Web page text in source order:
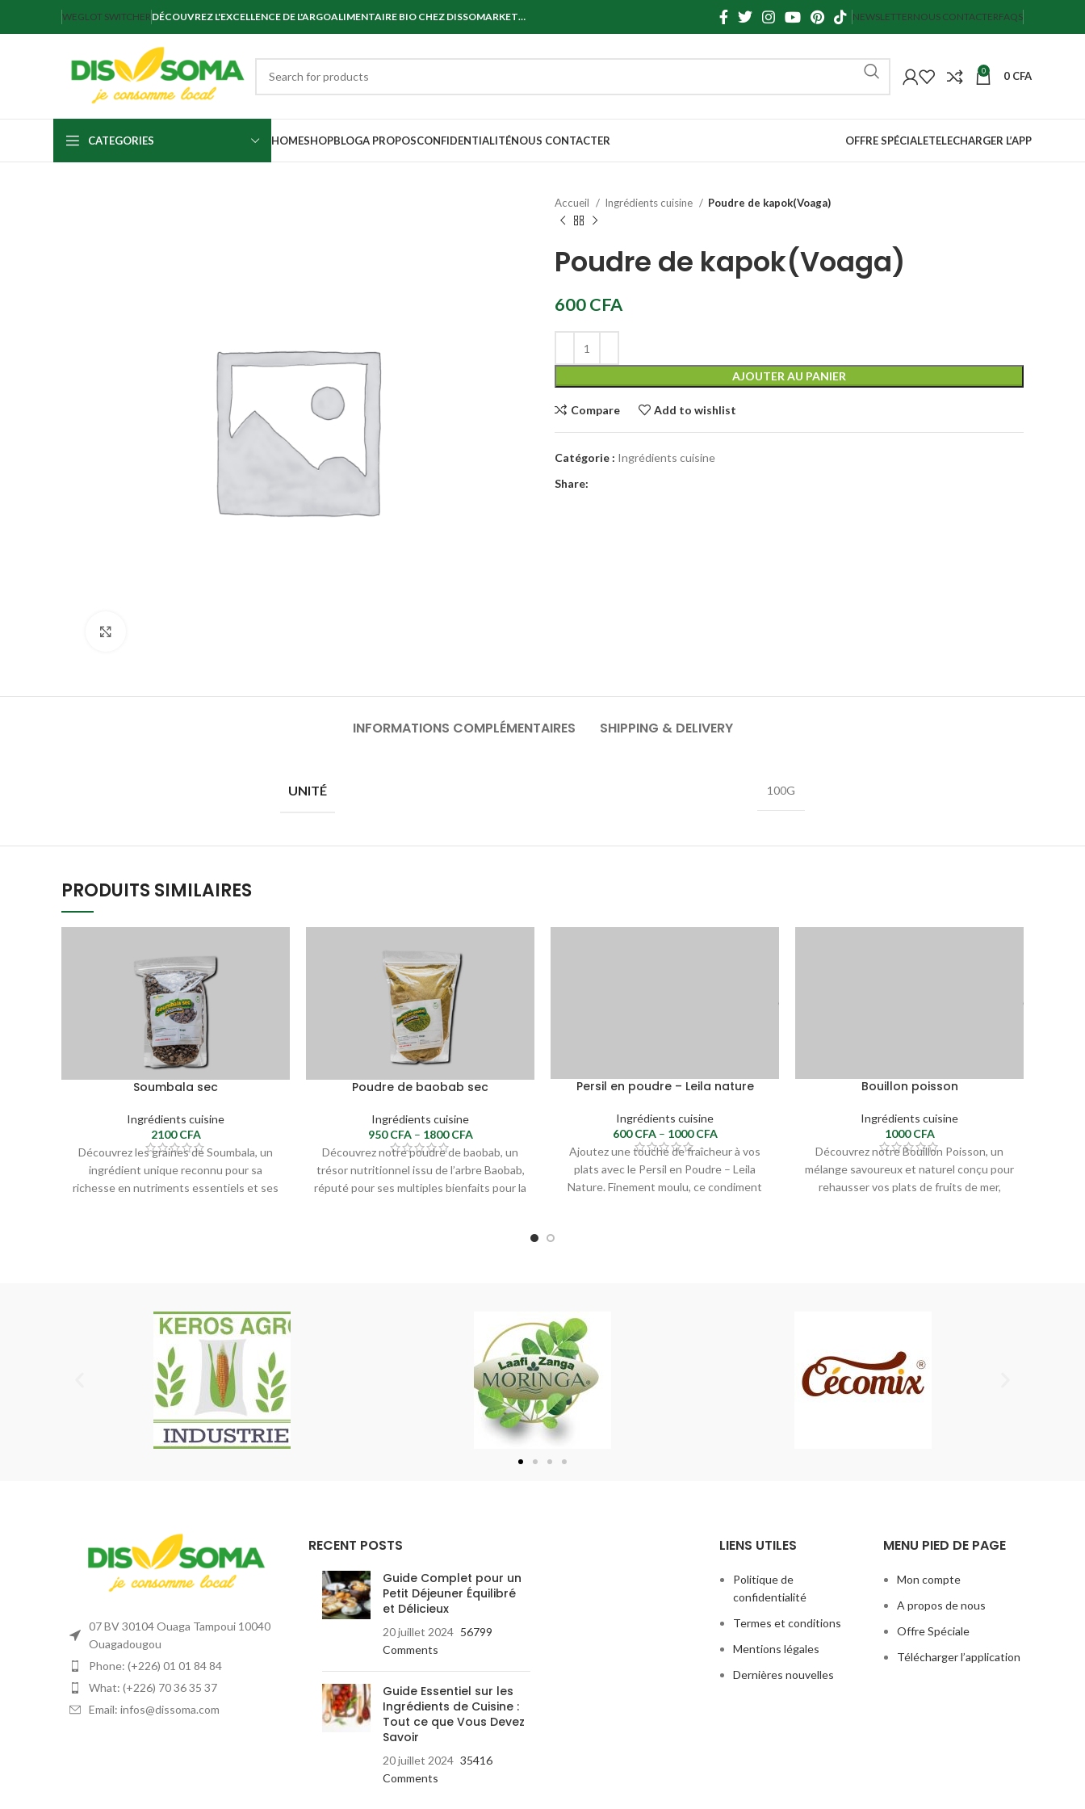
WEGLOT SWITCHER DÉCOUVREZ L'EXCELLENCE DE L'ARGOALIMENTAIRE BIO CHEZ DISSOMARKET… NEWSLETTERNOUS CONTACTERFAQS
0 0 CFA
CATEGORIES HOMESHOPBLOGA PROPOSCONFIDENTIALITÉNOUS CONTACTER OFFRE SPÉCIALETELECHARGER L’APP
Accueil Ingrédients cuisine Poudre de kapok(Voaga)
Poudre de kapok(Voaga)
600CFA
AJOUTER AU PANIER
Compare Add to wishlist
Catégorie : Ingrédients cuisine
Share:
INFORMATIONS COMPLÉMENTAIRES SHIPPING & DELIVERY
UNITÉ 100G
PRODUITS SIMILAIRES
Soumbala sec
Ingrédients cuisine
2100CFA
Découvrez les graines de Soumbala, un
ingrédient unique reconnu pour sa
richesse en nutriments essentiels et ses
Poudre de baobab sec
Ingrédients cuisine
950CFA– 1800CFA
Découvrez notre poudre de baobab, un
trésor nutritionnel issu de l’arbre Baobab,
réputé pour ses multiples bienfaits pour la
Persil en poudre – Leila nature
Ingrédients cuisine
600CFA– 1000CFA
Ajoutez une touche de fraîcheur à vos
plats avec le Persil en Poudre – Leila
Nature. Finement moulu, ce condiment
Bouillon poisson
Ingrédients cuisine
1000CFA
Découvrez notre Bouillon Poisson, un
mélange savoureux et naturel conçu pour
rehausser vos plats de fruits de mer,
07 BV 30104 Ouaga Tampoui 10040
Ouagadougou
Phone: (+226) 01 01 84 84
What: (+226) 70 36 35 37
Email: infos@dissoma.com
RECENT POSTS
Guide Complet pour un
Petit Déjeuner Équilibré
et Délicieux
20 juillet 2024 56799
Comments
Guide Essentiel sur les
Ingrédients de Cuisine :
Tout ce que Vous Devez
Savoir
20 juillet 2024 35416
Comments
LIENS UTILES
Politique de
confidentialité
Termes et conditions
Mentions légales
Dernières nouvelles
MENU PIED DE PAGE
Mon compte
A propos de nous
Offre Spéciale
Télécharger l’application